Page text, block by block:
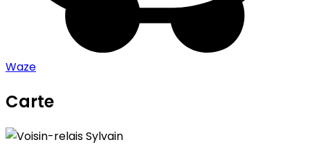
Waze
Carte
Voisin-relais Sylvain
+